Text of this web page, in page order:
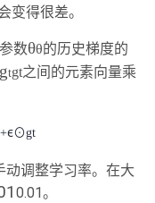
变得很差。
数θθ的历史梯度的
gtgt之间的元素向量乘
ϵ⊙gt
动调整学习率。在大
0.01。